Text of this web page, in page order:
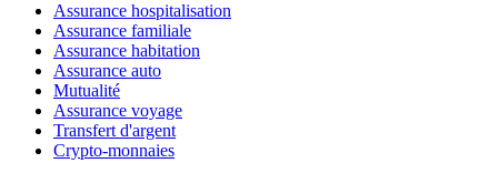
Assurance hospitalisation
Assurance familiale
Assurance habitation
Assurance auto
Mutualité
Assurance voyage
Transfert d'argent
Crypto-monnaies